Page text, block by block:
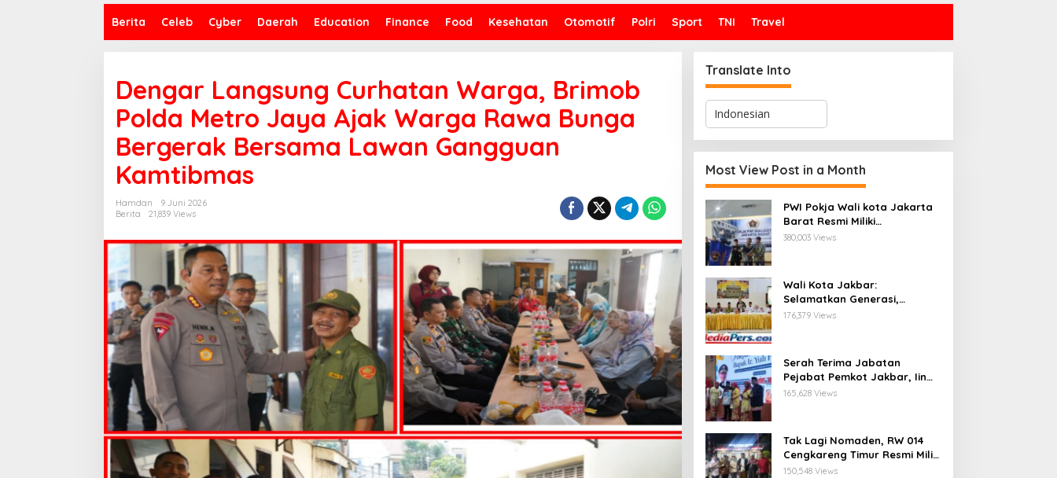
Berita Celeb Cyber Daerah Education Finance Food Kesehatan Otomotif Polri Sport TNI Travel
Dengar Langsung Curhatan Warga, Brimob
Polda Metro Jaya Ajak Warga Rawa Bunga
Bergerak Bersama Lawan Gangguan
Kamtibmas
Hamdan
9 Juni 2026
Berita
21,839 Views
Translate Into
Most View Post in a Month
PWI Pokja Wali kota Jakarta
Barat Resmi Miliki
Kepengurusan dan
Sarat Makna
380,003 Views
Wali Kota Jakbar:
Selamatkan Generasi,
Hentikan Bullying dan
176,379 Views
Serah Terima Jabatan
Pejabat Pemkot Jakbar, Iin
Mutmainnah: Mutasi Adalah
165,628 Views
Tak Lagi Nomaden, RW 014
Cengkareng Timur Resmi Miliki
Balai Warga Definitif
150,548 Views